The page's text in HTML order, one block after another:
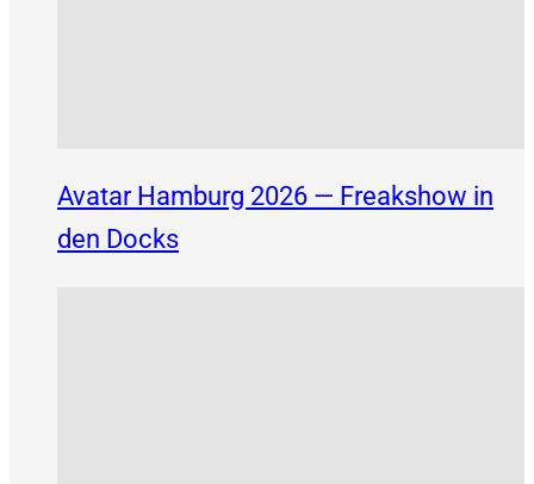
Avatar Hamburg 2026 — Freakshow in
den Docks